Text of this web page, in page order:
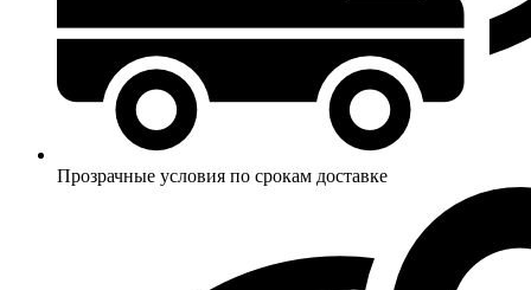
Прозрачные условия по срокам доставке